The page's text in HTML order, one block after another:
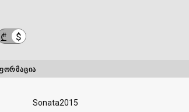
₾ $
Sonata2015